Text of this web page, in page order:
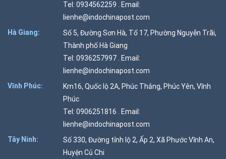
Tel: 0934562259 . Email:
lienhe@indochinapost.com
Hà Giang:
Số 5, Đường Sơn Hà, Tổ 17, Phường Nguyễn Trãi,
Thành phố Hà Giang
Tel: 0936257997 . Email:
lienhe@indochinapost.com
Vĩnh Phúc:
Km16, Quốc lộ 2A, Phúc Thắng, Phúc Yên, Vĩnh
Phúc
Tel: 0906251816 . Email:
lienhe@indochinapost.com
Tây Ninh:
Số 330, Đường tỉnh lộ 2, Ấp 2, Xã Phước Vĩnh An,
Huyện Củ Chi